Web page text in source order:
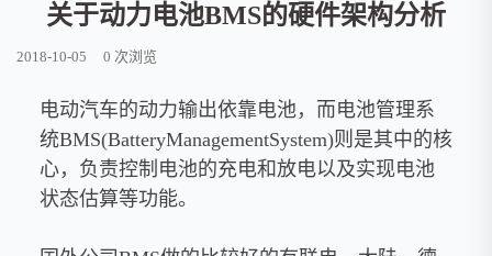
关于动力电池BMS的硬件架构分析
2018-10-05 0 次浏览
电动汽车的动力输出依靠电池，而电池管理系
统BMS(BatteryManagementSystem)则是其中的核
心，负责控制电池的充电和放电以及实现电池
状态估算等功能。